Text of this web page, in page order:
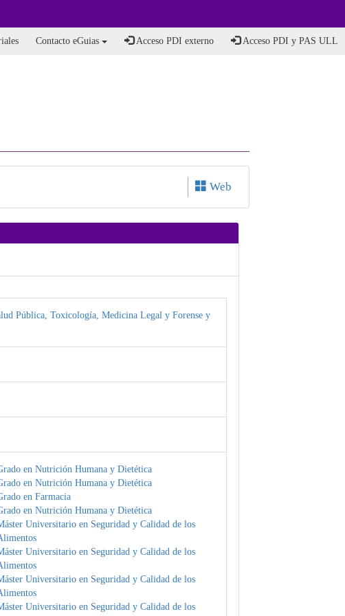
Contacto eGuias Acceso PDI externo Acceso PDI y PAS ULL
Web
Pública, Toxicología, Medicina Legal y Forense y
en Nutrición Humana y Dietética
en Nutrición Humana y Dietética
en Farmacia
en Nutrición Humana y Dietética
Universitario en Seguridad y Calidad de los
Universitario en Seguridad y Calidad de los
Universitario en Seguridad y Calidad de los
Universitario en Seguridad y Calidad de los